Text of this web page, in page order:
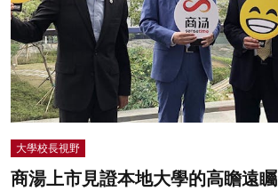
大學校長視野
商湯上市見證本地大學的高瞻遠矚